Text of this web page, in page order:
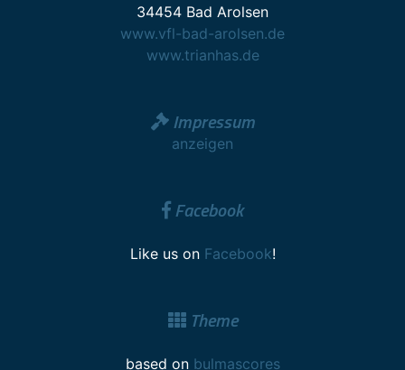
34454 Bad Arolsen
www.vfl-bad-arolsen.de
www.trianhas.de
Impressum
anzeigen
Facebook
Like us on Facebook!
Theme
based on bulmascores